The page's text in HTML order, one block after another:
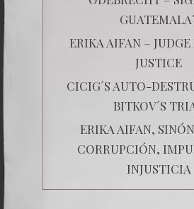
ERIKA AIFAN –
JUSTICE
CICIG´S AUTO-
BITKOV´S
ERIKA AIFAN,
CORRUPCIÓN,
INJUSTICIA